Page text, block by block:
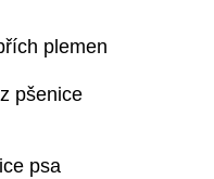
plemen
pšenice
psa